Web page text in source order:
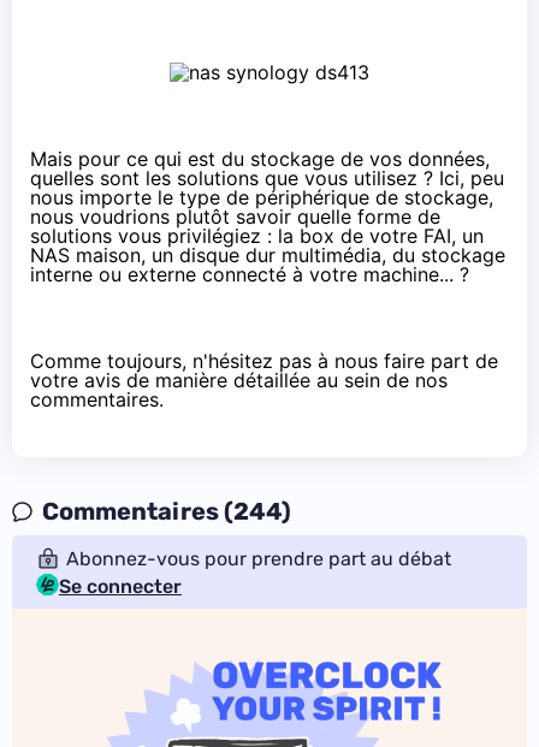
Mais pour ce qui est du stockage de vos données,
quelles sont les solutions que vous utilisez ? Ici, peu
nous importe le type de périphérique de stockage,
nous voudrions plutôt savoir quelle forme de
solutions vous privilégiez : la box de votre FAI, un
NAS maison, un disque dur multimédia, du stockage
interne ou externe connecté à votre machine... ?
Comme toujours, n'hésitez pas à nous faire part de
votre avis de manière détaillée au sein de nos
commentaires.
Commentaires (244)
Abonnez-vous pour prendre part au débat
Se connecter